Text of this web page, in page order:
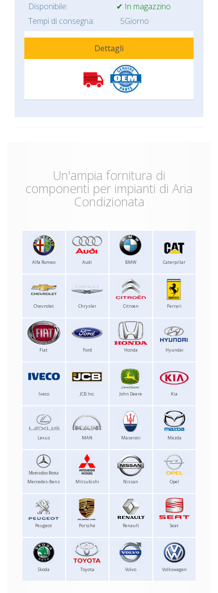
Disponibile:
✔ In magazzino
Tempi di consegna:
5Giorno
Dettagli
Un'ampia fornitura di
componenti per impianti di Aria
Condizionata
Alfa Romeo Audi BMW Caterpillar
Chevrolet Chrysler Citroen Ferrari
Fiat Ford Honda Hyundai
Iveco JCB Inc. John Deere Kia
Lexus MAN Maserati Mazda
Mercedes-Benz Mitsubishi Nissan Opel
Peugeot Porsche Renault Seat
Skoda Toyota Volvo Volkswagen